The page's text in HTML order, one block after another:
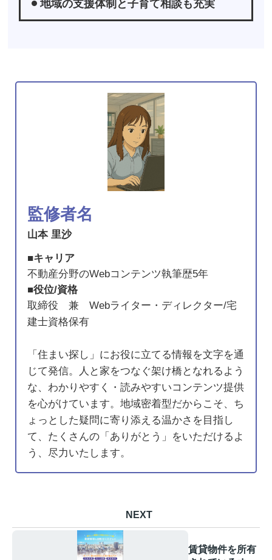
地域の支援体制と子育て相談も充実
監修者名
山本 里沙
■キャリア
不動産分野のWebコンテンツ執筆歴5年
■役位/資格
取締役 兼 Webライター・ディレクター/宅
建士資格保有
「住まい探し」にお役に立てる情報を文字を通
じて発信。人と家をつなぐ架け橋となれるよう
な、わかりやすく・読みやすいコンテンツ提供
を心がけています。地域密着型だからこそ、ち
ょっとした疑問に寄り添える温かさを目指し
て、たくさんの「ありがとう」をいただけるよ
う、尽力いたします。
NEXT
賃貸物件を所有